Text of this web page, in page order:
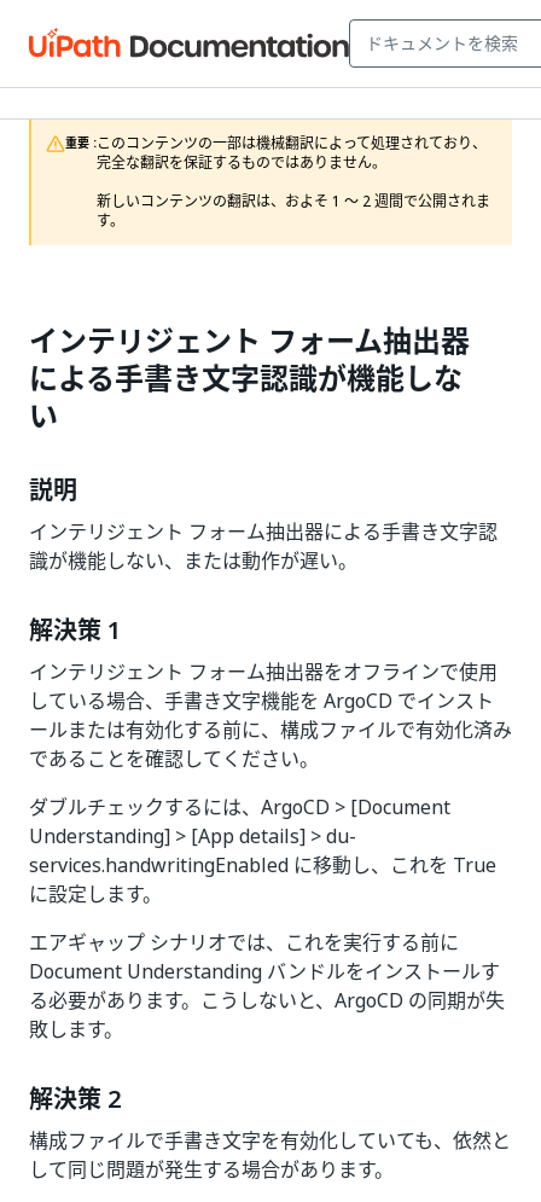
重要 :このコンテンツの一部は機械翻訳によって処理されており、
完全な翻訳を保証するものではありません。
新しいコンテンツの翻訳は、およそ 1 ～ 2 週間で公開されま
す。
インテリジェント フォーム抽出器
による手書き文字認識が機能しな
い
説明
インテリジェント フォーム抽出器による手書き文字認
識が機能しない、または動作が遅い。
解決策 1
インテリジェント フォーム抽出器をオフラインで使用
している場合、手書き文字機能を ArgoCD でインスト
ールまたは有効化する前に、構成ファイルで有効化済み
であることを確認してください。
ダブルチェックするには、ArgoCD > [Document
Understanding] > [App details] > du-
services.handwritingEnabled に移動し、これを True
に設定します。
エアギャップ シナリオでは、これを実行する前に
Document Understanding バンドルをインストールす
る必要があります。こうしないと、ArgoCD の同期が失
敗します。
解決策 2
構成ファイルで手書き文字を有効化していても、依然と
して同じ問題が発生する場合があります。